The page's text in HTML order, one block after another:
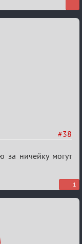
#38
за ничейку могут
1